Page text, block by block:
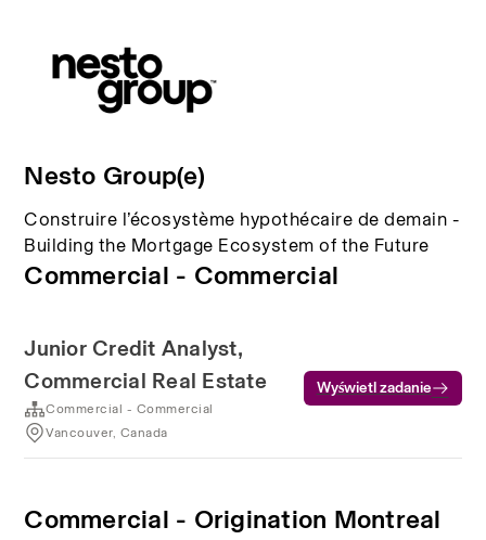
Nesto Group(e)
Construire l’écosystème hypothécaire de demain -
Building the Mortgage Ecosystem of the Future
Commercial - Commercial
Junior Credit Analyst,
Commercial Real Estate
Commercial - Commercial
Vancouver, Canada
Wyświetl zadanie
Commercial - Origination Montreal